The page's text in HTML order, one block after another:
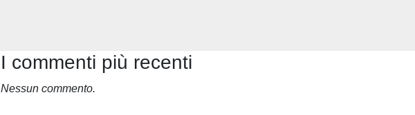
I commenti più recenti
Nessun commento.